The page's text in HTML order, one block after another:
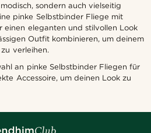
sondern auch vielseitig
pinke Selbstbinder Fliege mit
einen eleganten und stilvollen Look
Outfit kombinieren, um deinem
verleihen.
an pinke Selbstbinder Fliegen für
Accessoire, um deinen Look zu